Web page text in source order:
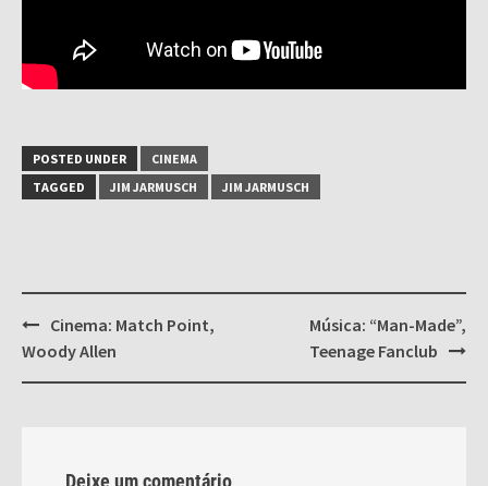
POSTED UNDER
CINEMA
TAGGED
JIM JARMUSCH JIM JARMUSCH
Post
navigation
Cinema: Match Point,
Woody Allen
Música: “Man-Made”,
Teenage Fanclub